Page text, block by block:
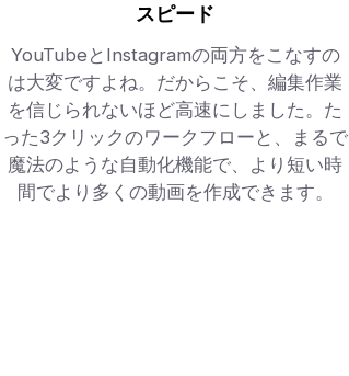
スピード
YouTubeとInstagramの両方をこなすの
は大変ですよね。だからこそ、編集作業
を信じられないほど高速にしました。た
った3クリックのワークフローと、まるで
魔法のような自動化機能で、より短い時
間でより多くの動画を作成できます。